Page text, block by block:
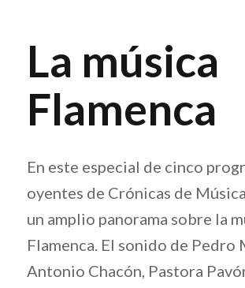
La música
Flamenca
En este especial de cinco
oyentes de Crónicas de
un amplio panorama sobre la
Flamenca. El sonido de Pedro
Antonio Chacón, Pastora